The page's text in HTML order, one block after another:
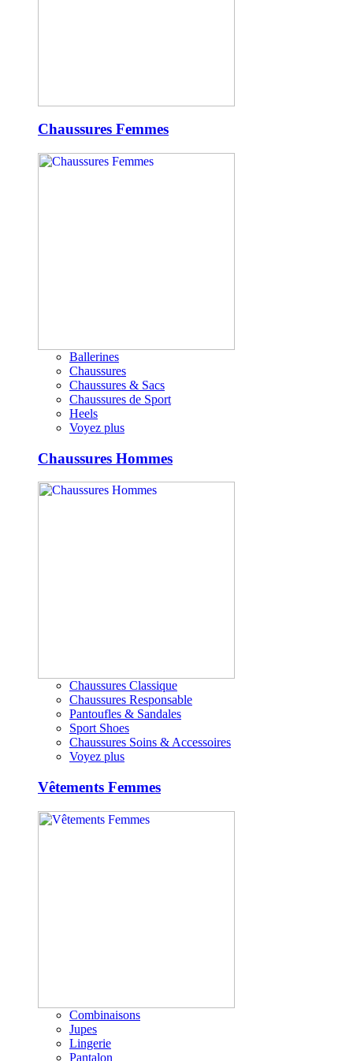
Chaussures Femmes
Ballerines
Chaussures
Chaussures & Sacs
Chaussures de Sport
Heels
Voyez plus
Chaussures Hommes
Chaussures Classique
Chaussures Responsable
Pantoufles & Sandales
Sport Shoes
Chaussures Soins & Accessoires
Voyez plus
Vêtements Femmes
Combinaisons
Jupes
Lingerie
Pantalon